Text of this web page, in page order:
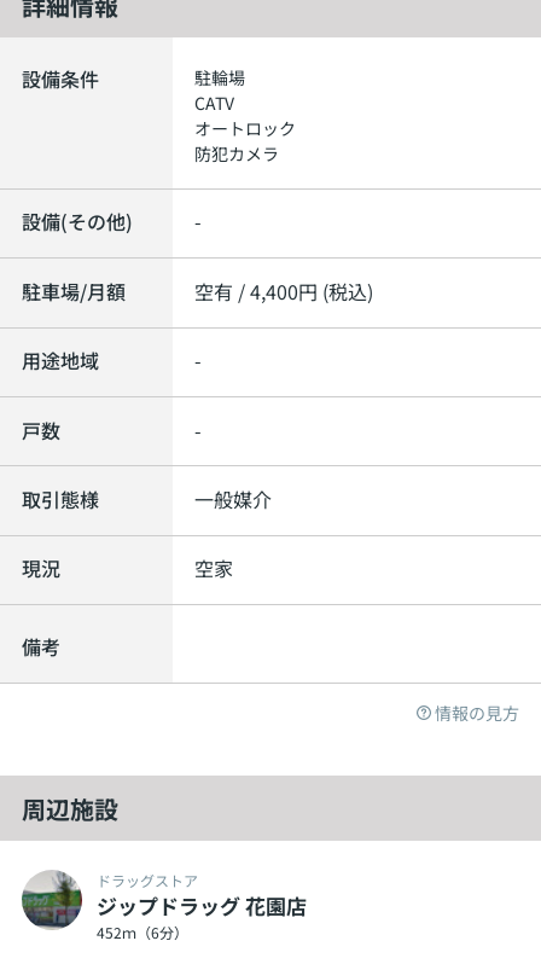
設備条件
駐輪場
CATV
オートロック
防犯カメラ
設備(その他) -
駐車場/月額 空有 / 4,400円 (税込)
用途地域 -
戸数 -
取引態様 一般媒介
現況 空家
備考
情報の見方
周辺施設
ドラッグストア
ジップドラッグ 花園店
452ｍ（6分）